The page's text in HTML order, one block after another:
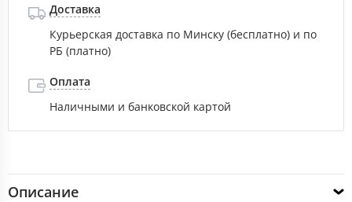
Доставка
Курьерская доставка по Минску (бесплатно) и по
РБ (платно)
Оплата
Наличными и банковской картой
Описание